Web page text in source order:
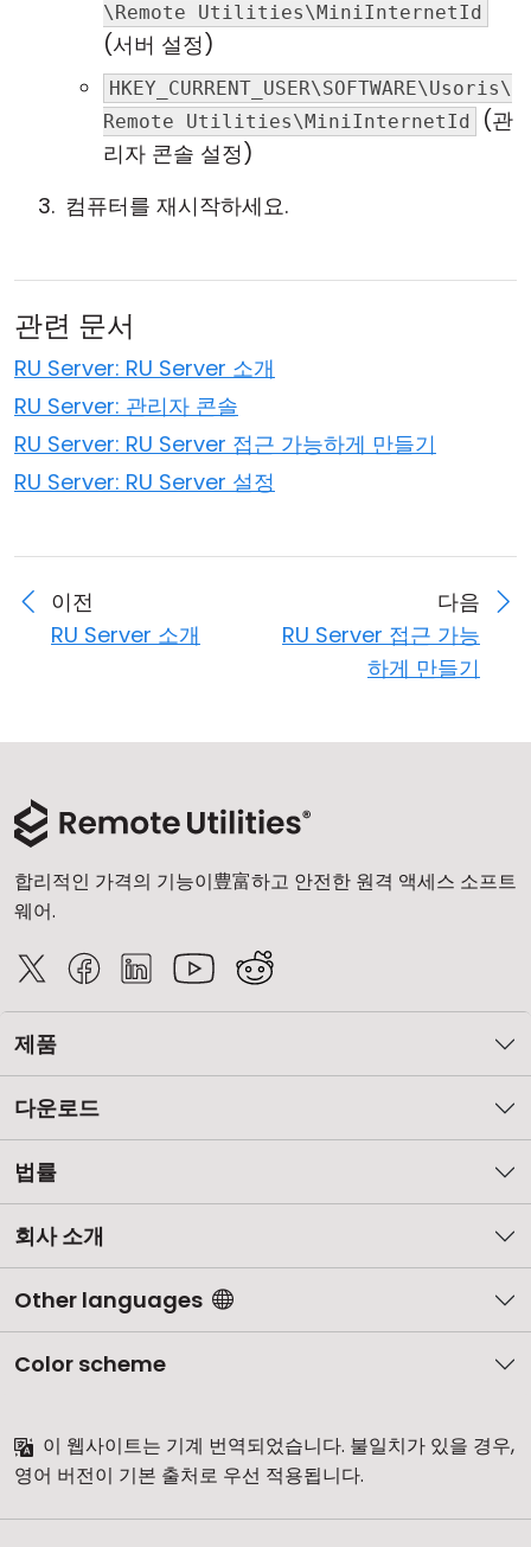
\Remote Utilities\MiniInternetId
(서버 설정)
HKEY_CURRENT_USER\SOFTWARE\Usoris\
Remote Utilities\MiniInternetId
(관
리자 콘솔 설정)
컴퓨터를 재시작하세요.
관련 문서
RU Server: RU Server 소개
RU Server: 관리자 콘솔
RU Server: RU Server 접근 가능하게 만들기
RU Server: RU Server 설정
이전
RU Server 소개
다음
RU Server 접근 가능
하게 만들기
합리적인 가격의 기능이豊富하고 안전한 원격 액세스 소프트
웨어.
제품
다운로드
법률
회사 소개
Other languages
Color scheme
이 웹사이트는 기계 번역되었습니다. 불일치가 있을 경우,
영어 버전이 기본 출처로 우선 적용됩니다.